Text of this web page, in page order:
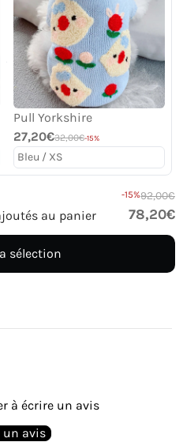
Pull Yorkshire
27,20€32,00€-15%
au panier
-15%92,00€
78,20€
sélection
à écrire un avis
un avis